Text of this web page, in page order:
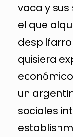
vaca y sus
el que
quisiera
un
sociales